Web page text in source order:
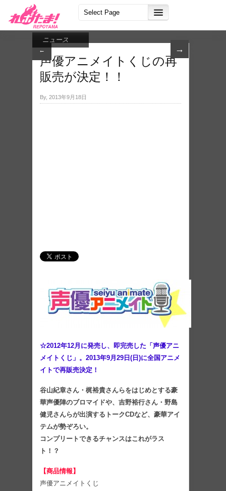
← →
ニュース
声優アニ​メイトくじの再
販売が​決定！！
By, 2013年9月18日
☆2012年12月に発売し、即完売した「声優アニ
メイトくじ」。2013年9月29日(日)に全国アニメ
イトで再販売決定！
谷山紀章さん・梶裕貴さんらをはじめとする豪
華声優陣のブロマイドや、吉野裕行さん・野島
健児さんらが出演するトークCDなど、豪華アイ
テムが勢ぞろい。
コンプリートできるチャンスはこれがラス
ト！？
【商品情報】
声優アニメイトくじ